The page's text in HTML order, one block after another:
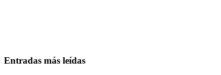
Entradas más leídas